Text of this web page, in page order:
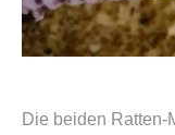
Die beiden